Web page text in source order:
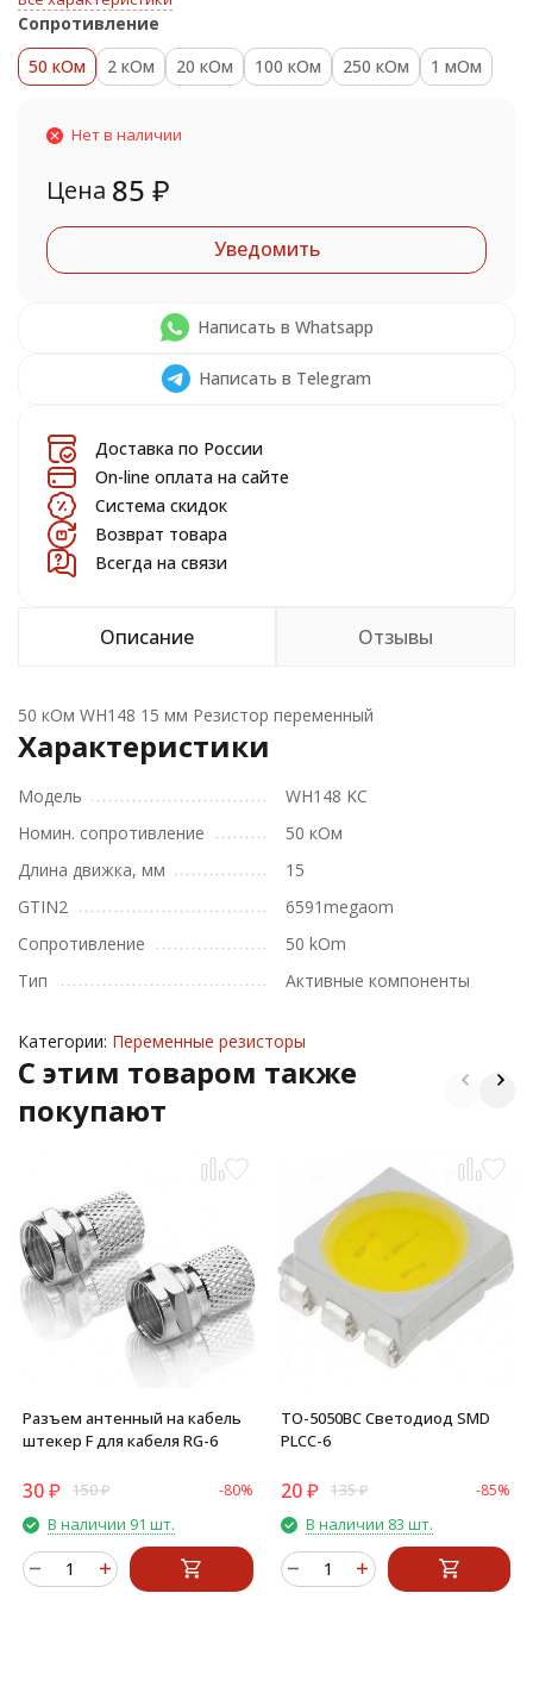
Сопротивление
50 кОм
2 кОм 20 кОм 100 кОм 250 кОм 1 мОм
Нет в наличии
Цена 85 ₽
Уведомить
Написать в Whatsapp
Написать в Telegram
Доставка по России
On-line оплата на сайте
Система скидок
Возврат товара
Всегда на связи
Описание Отзывы
50 кОм WH148 15 мм Резистор переменный
Характеристики
Модель
WH148 KC
Номин. сопротивление
50 кОм
Длина движка, мм
15
GTIN2
6591megaom
Сопротивление
50 kOm
Тип
Активные компоненты
Категории: Переменные резисторы
C этим товаром также
покупают
Разъем антенный на кабель
штекер F для кабеля RG-6
30₽ 150₽ -80%
В наличии 91 шт.
TO-5050BC Светодиод SMD
PLCC-6
20 ₽ 135₽ -85%
В наличии 83 шт.